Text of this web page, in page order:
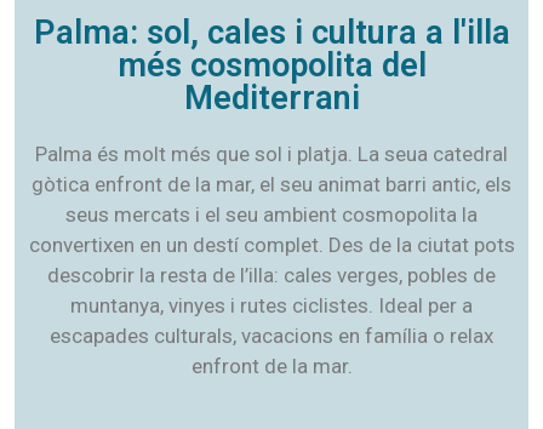
Palma: sol, cales i cultura a l'illa
més cosmopolita del
Mediterrani
Palma és molt més que sol i platja. La seua catedral
gòtica enfront de la mar, el seu animat barri antic, els
seus mercats i el seu ambient cosmopolita la
convertixen en un destí complet. Des de la ciutat pots
descobrir la resta de l’illa: cales verges, pobles de
muntanya, vinyes i rutes ciclistes. Ideal per a
escapades culturals, vacacions en família o relax
enfront de la mar.